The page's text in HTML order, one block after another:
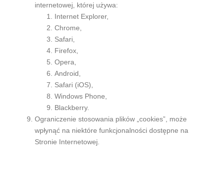
internetowej, której używa:
Internet Explorer,
Chrome,
Safari,
Firefox,
Opera,
Android,
Safari (iOS),
Windows Phone,
Blackberry.
Ograniczenie stosowania plików „cookies”, może
wpłynąć na niektóre funkcjonalności dostępne na
Stronie Internetowej.